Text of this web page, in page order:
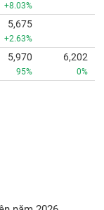
+8.03%
5,675
+2.63%
5,970
95%
6,202
0%